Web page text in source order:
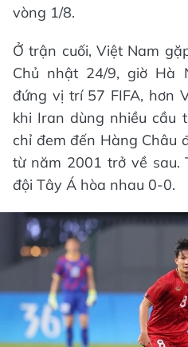
vòng 1/8.
Ở trận cuối, Việt Nam
Chủ nhật 24/9, giờ Hà
đứng vị trí 57 FIFA, hơn
khi Iran dùng nhiều cầu
chỉ đem đến Hàng Châu
từ năm 2001 trở về sau.
đội Tây Á hòa nhau 0-0.